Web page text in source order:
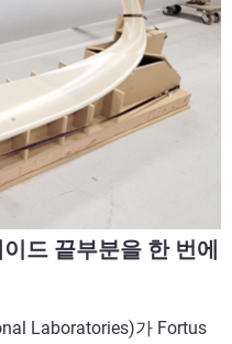
드 끝부분을 한 번에
Laboratories)가 Fortus